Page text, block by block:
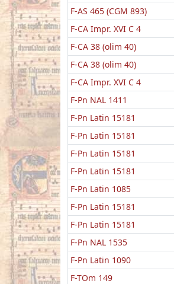
F-AS 465 (CGM 893)
F-CA Impr. XVI C 4
F-CA 38 (olim 40)
F-CA 38 (olim 40)
F-CA Impr. XVI C 4
F-Pn NAL 1411
F-Pn Latin 15181
F-Pn Latin 15181
F-Pn Latin 15181
F-Pn Latin 15181
F-Pn Latin 1085
F-Pn Latin 15181
F-Pn Latin 15181
F-Pn NAL 1535
F-Pn Latin 1090
F-TOm 149